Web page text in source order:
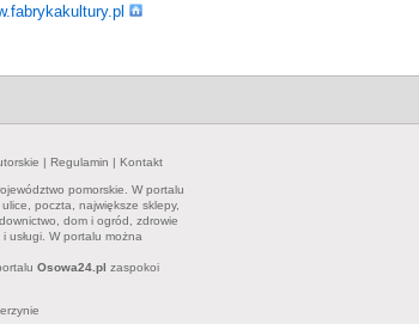
| Regulamin | Kontakt
pomorskie. W portalu
poczta, największe sklepy,
dom i ogród, zdrowie
W portalu można
Osowa24.pl zaspokoi